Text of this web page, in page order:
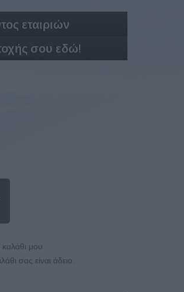
εταιριών
σου εδώ!
καλάθι μου
σας είναι άδειο.